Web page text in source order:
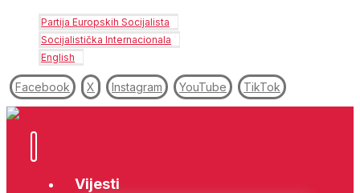
Partija Europskih Socijalista
Socijalistička Internacionala
English
Facebook X Instagram YouTube TikTok
Vijesti